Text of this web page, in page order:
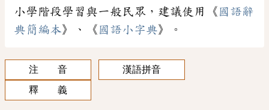
小學階段學習與一般民眾，建議使用《 國語辭
典簡編本》、《 國語小字典》。
注 音
漢語拼音
釋 義